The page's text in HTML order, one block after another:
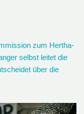
zum Hertha-
selbst leitet die
über die